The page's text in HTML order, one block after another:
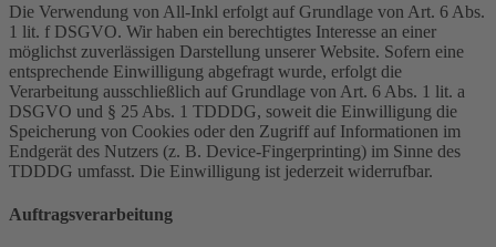
Die Verwendung von All-Inkl erfolgt auf Grundlage von Art. 6 Abs.
1 lit. f DSGVO. Wir haben ein berechtigtes Interesse an einer
möglichst zuverlässigen Darstellung unserer Website. Sofern eine
entsprechende Einwilligung abgefragt wurde, erfolgt die
Verarbeitung ausschließlich auf Grundlage von Art. 6 Abs. 1 lit. a
DSGVO und § 25 Abs. 1 TDDDG, soweit die Einwilligung die
Speicherung von Cookies oder den Zugriff auf Informationen im
Endgerät des Nutzers (z. B. Device-Fingerprinting) im Sinne des
TDDDG umfasst. Die Einwilligung ist jederzeit widerrufbar.
Auftragsverarbeitung